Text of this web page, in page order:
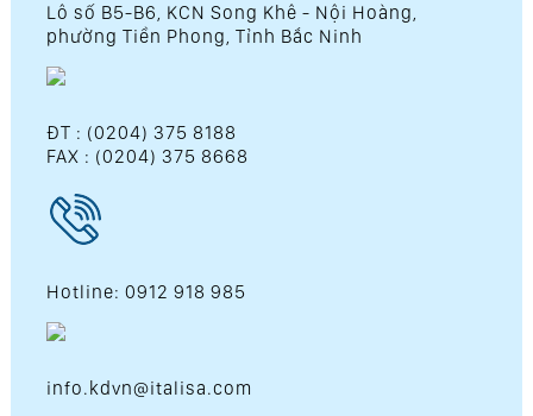
Lô số B5-B6, KCN Song Khê - Nội Hoàng,
phường Tiền Phong, Tỉnh Bắc Ninh
ĐT : (0204) 375 8188
FAX : (0204) 375 8668
Hotline: 0912 918 985
info.kdvn@italisa.com